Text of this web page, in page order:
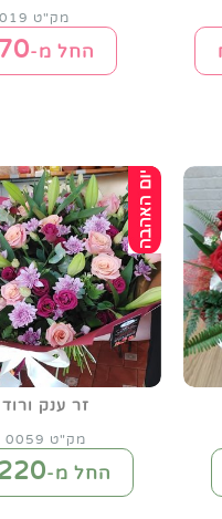
מק"ט 0019
החל מ-₪
זר ענק ורוד
מק"ט 0059
החל מ-₪